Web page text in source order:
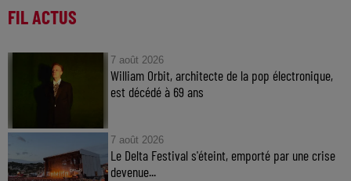
FIL ACTUS
7 août 2026
William Orbit, architecte de la pop électronique,
est décédé à 69 ans
7 août 2026
Le Delta Festival s'éteint, emporté par une crise
devenue...